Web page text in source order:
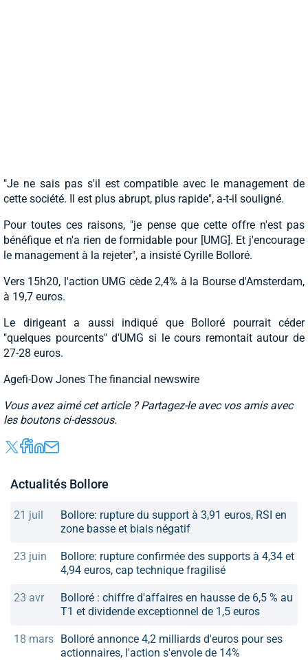
"Je ne sais pas s'il est compatible avec le management de
cette société. Il est plus abrupt, plus rapide", a-t-il souligné.
Pour toutes ces raisons, "je pense que cette offre n'est pas
bénéfique et n'a rien de formidable pour [UMG]. Et j'encourage
le management à la rejeter", a insisté Cyrille Bolloré.
Vers 15h20, l'action UMG cède 2,4% à la Bourse d'Amsterdam,
à 19,7 euros.
Le dirigeant a aussi indiqué que Bolloré pourrait céder
"quelques pourcents" d'UMG si le cours remontait autour de
27-28 euros.
Agefi-Dow Jones The financial newswire
Vous avez aimé cet article ? Partagez-le avec vos amis avec
les boutons ci-dessous.
Actualités Bollore
21 juil
Bollore: rupture du support à 3,91 euros, RSI en
zone basse et biais négatif
23 juin
Bollore: rupture confirmée des supports à 4,34 et
4,94 euros, cap technique fragilisé
23 avr
Bolloré : chiffre d'affaires en hausse de 6,5 % au
T1 et dividende exceptionnel de 1,5 euros
18 mars Bolloré annonce 4,2 milliards d'euros pour ses
actionnaires, l'action s'envole de 14%